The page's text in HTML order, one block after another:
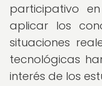
participativo
aplicar los
situaciones
tecnológicas
interés de los